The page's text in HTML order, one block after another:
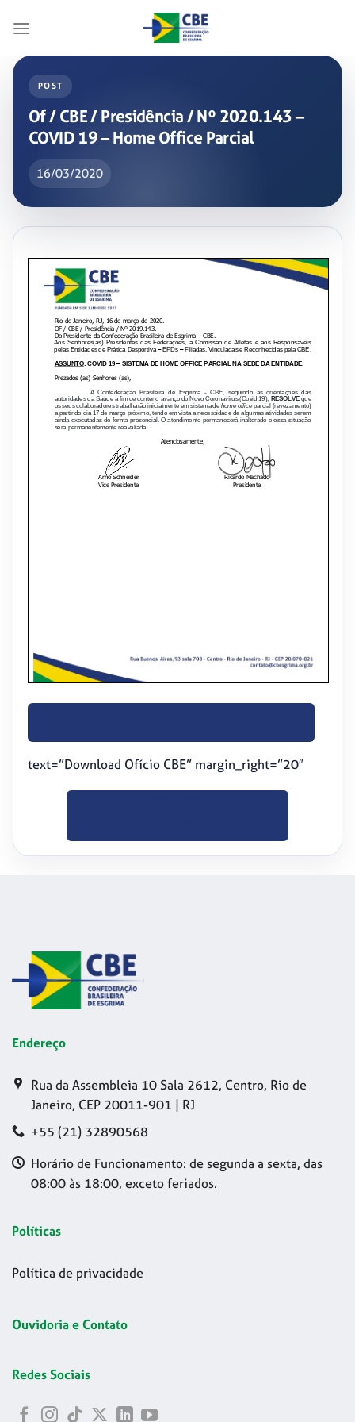
POST
Of / CBE / Presidência / Nº 2020.143 –
COVID 19 – Home Office Parcial
16/03/2020
text=”Download Ofício CBE” margin_right=”20″
Endereço
Rua da Assembleia 10 Sala 2612, Centro, Rio de
Janeiro, CEP 20011-901 | RJ
+55 (21) 32890568
Horário de Funcionamento: de segunda a sexta, das
08:00 às 18:00, exceto feriados.
Políticas
Política de privacidade
Ouvidoria e Contato
Redes Sociais